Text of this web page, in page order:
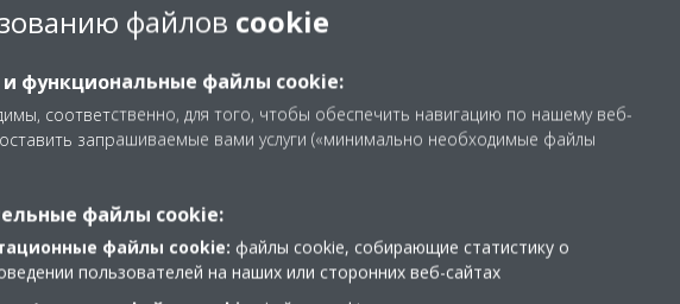
наших клиентов.
Мы начинаем с изучения ваших конкретных
файлов cookie
функциональные файлы cookie:
соответственно, для того, чтобы обеспечить навигацию по нашему веб-
запрашиваемые вами услуги («минимально необходимые файлы
файлы cookie:
файлы cookie: файлы cookie, собирающие статистику о
пользователей на наших или сторонних веб-сайтах